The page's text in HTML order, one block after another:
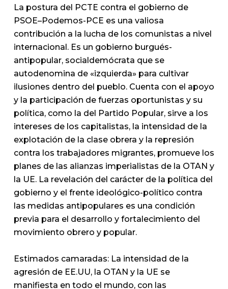
La postura del PCTE contra el gobierno de
PSOE–Podemos-PCE es una valiosa
contribución a la lucha de los comunistas a nivel
internacional. Es un gobierno burgués-
antipopular, socialdemócrata que se
autodenomina de «izquierda» para cultivar
ilusiones dentro del pueblo. Cuenta con el apoyo
y la participación de fuerzas oportunistas y su
política, como la del Partido Popular, sirve a los
intereses de los capitalistas, la intensidad de la
explotación de la clase obrera y la represión
contra los trabajadores migrantes, promueve los
planes de las alianzas imperialistas de la OTAN y
la UE. La revelación del carácter de la política del
gobierno y el frente ideológico-político contra
las medidas antipopulares es una condición
previa para el desarrollo y fortalecimiento del
movimiento obrero y popular.
Estimados camaradas: La intensidad de la
agresión de EE.UU, la OTAN y la UE se
manifiesta en todo el mundo, con las